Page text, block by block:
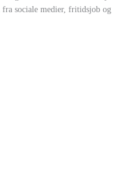
fra sociale medier, fritidsjob og